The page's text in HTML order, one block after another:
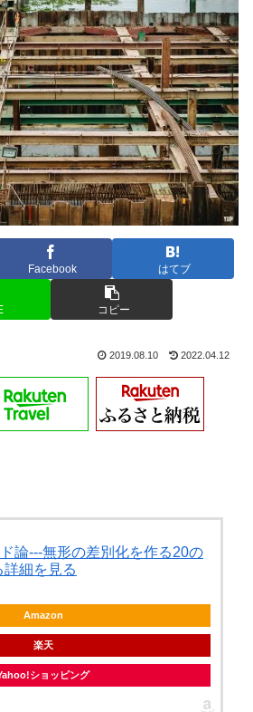
Facebook はてブ
コピー
2019.08.10 2022.04.12
論---無形の差別化を作る20の
細を見る
Amazon
楽天
ショッピング